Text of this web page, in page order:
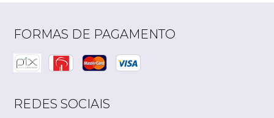
FORMAS DE PAGAMENTO
REDES SOCIAIS